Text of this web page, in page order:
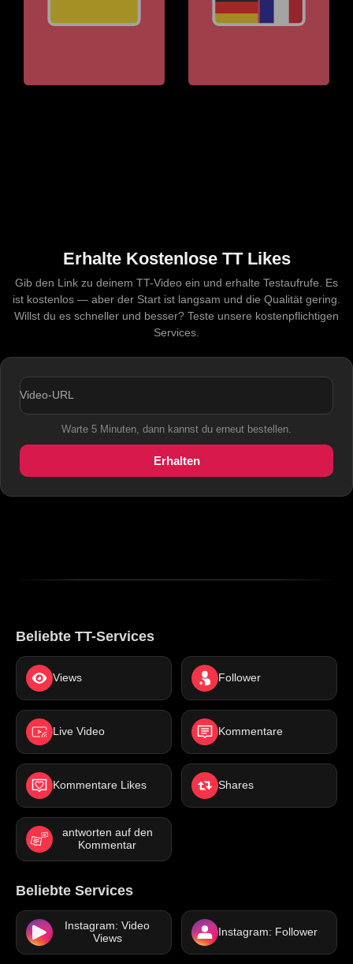
Erhalte Kostenlose TT Likes
Gib den Link zu deinem TT-Video ein und erhalte Testaufrufe. Es
ist kostenlos — aber der Start ist langsam und die Qualität gering.
Willst du es schneller und besser? Teste unsere kostenpflichtigen
Services.
Video-URL
Warte 5 Minuten, dann kannst du erneut bestellen.
Erhalten
Beliebte TT-Services
Views Follower
Live Video Kommentare
Kommentare Likes Shares
antworten auf den
Kommentar
Beliebte Services
Instagram: Video
Views
Instagram: Follower